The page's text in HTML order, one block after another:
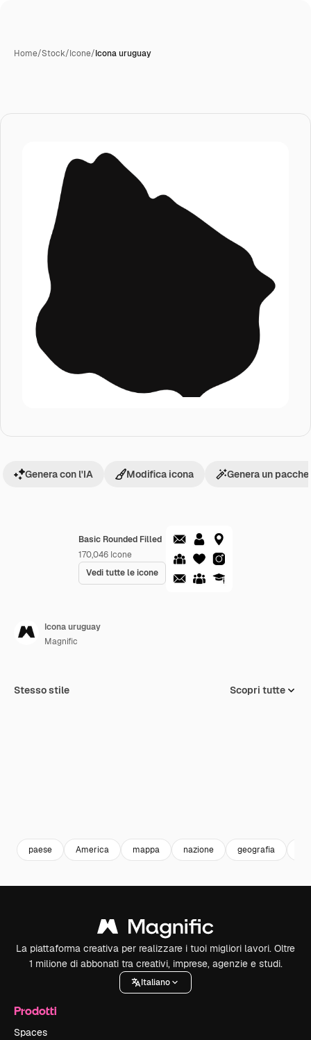
Home/Stock/Icone/Icona uruguay
Basic Rounded Filled
170,046 Icone
Vedi tutte le icone
Genera con l'IA Modifica icona Genera un
Icona uruguay
Magnific
Stesso stile Scopri tutte
paese America mappa nazione geografia
La piattaforma creativa per realizzare i tuoi migliori lavori. Oltre
1 milione di abbonati tra creativi, imprese, agenzie e studi.
Italiano
Prodotti
Spaces